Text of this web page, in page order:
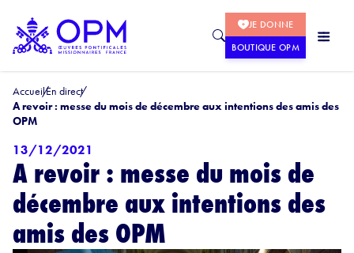
JE DONNE
BOUTIQUE OPM
AccueilEn direct
A revoir : messe du mois de décembre aux intentions des amis des
OPM
13/12/2021
A revoir : messe du mois de
décembre aux intentions des
amis des OPM